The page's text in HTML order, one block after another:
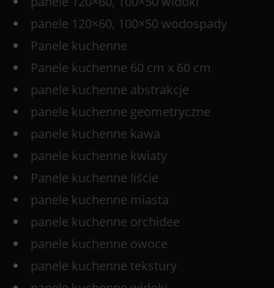
panele 120×60, 100×50 wodospady
Panele kuchenne
Panele kuchenne 60 cm x 60 cm
panele kuchenne abstrakcje
panele kuchenne geometryczne
panele kuchenne kawa
panele kuchenne kwiaty
Panele kuchenne liście
panele kuchenne miasta
panele kuchenne orchidee
panele kuchenne owoce
panele kuchenne tekstury